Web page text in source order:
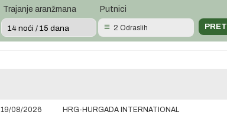
Trajanje aranžmana Putnici
2 Odraslih
19/08/2026
HRG-HURGADA INTERNATIONAL